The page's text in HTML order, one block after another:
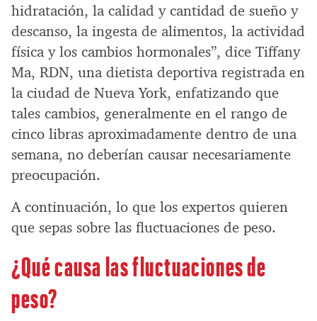
hidratación, la calidad y cantidad de sueño y
descanso, la ingesta de alimentos, la actividad
física y los cambios hormonales”, dice Tiffany
Ma, RDN, una dietista deportiva registrada en
la ciudad de Nueva York, enfatizando que
tales cambios, generalmente en el rango de
cinco libras aproximadamente dentro de una
semana, no deberían causar necesariamente
preocupación.
A continuación, lo que los expertos quieren
que sepas sobre las fluctuaciones de peso.
¿Qué causa las fluctuaciones de
peso?